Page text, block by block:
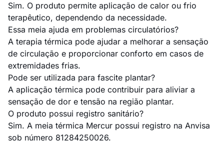
Sim. O produto permite aplicação de calor ou frio
terapêutico, dependendo da necessidade.
Essa meia ajuda em problemas circulatórios?
A terapia térmica pode ajudar a melhorar a sensação
de circulação e proporcionar conforto em casos de
extremidades frias.
Pode ser utilizada para fascite plantar?
A aplicação térmica pode contribuir para aliviar a
sensação de dor e tensão na região plantar.
O produto possui registro sanitário?
Sim. A meia térmica Mercur possui registro na Anvisa
sob número 81284250026.